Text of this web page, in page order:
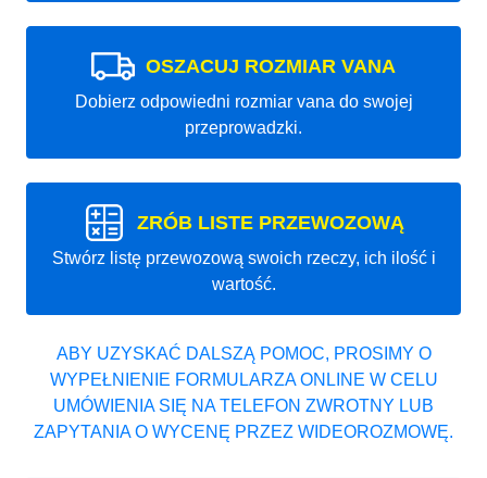
OSZACUJ ROZMIAR VANA
Dobierz odpowiedni rozmiar vana do swojej
przeprowadzki.
ZRÓB LISTE PRZEWOZOWĄ
Stwórz listę przewozową swoich rzeczy, ich ilość i
wartość.
ABY UZYSKAĆ DALSZĄ POMOC, PROSIMY O
WYPEŁNIENIE FORMULARZA ONLINE W CELU
UMÓWIENIA SIĘ NA TELEFON ZWROTNY LUB
ZAPYTANIA O WYCENĘ PRZEZ WIDEOROZMOWĘ.